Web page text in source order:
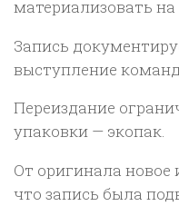
материализовать
Запись
выступление
Переиздание
упаковки — экопак.
От оригинала новое
что запись была